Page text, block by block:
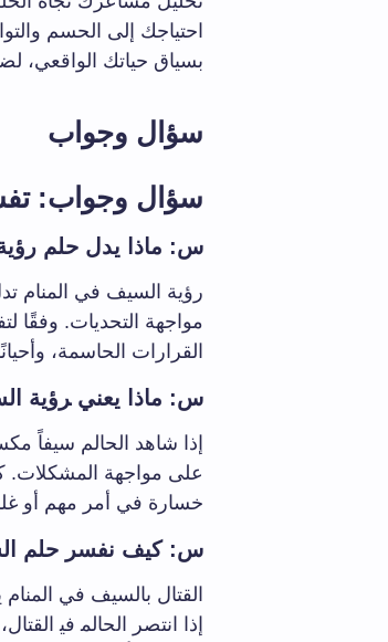
احتياجك إلى الحسم
بسياق حياتك الواقعي،
سؤال وجواب
سؤال وجواب:
س: ماذا يدل حلم
رؤية‍ السيف في المنام
مواجهة ⁤التحديات. وفقًا
القرارات ⁣الحاسمة،
س: ماذا يعني ‍رؤية
إذا⁢ شاهد الحالم⁤ سيفاً
على ⁤مواجهة المشكلات.
خسارة في أمر ⁤مهم أو
س: كيف نفسر ⁢حلم
القتال ‌بالسيف‌ في
إذا انتصر الحالم‍ في‍